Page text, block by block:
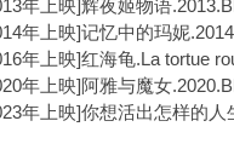
年上映]辉夜姬物语
年上映]记忆中的玛妮
年上映]红海龟.La tortue
年上映]阿雅与魔女
年上映]你想活出怎样的